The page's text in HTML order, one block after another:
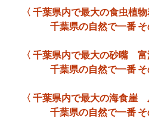
〈 千葉県内で最大の食虫植物
千葉県の自然で一番 そ
〈 千葉県内で最大の砂嘴 富
千葉県の自然で一番 そ
〈 千葉県内で最大の海食崖
千葉県の自然で一番 そ